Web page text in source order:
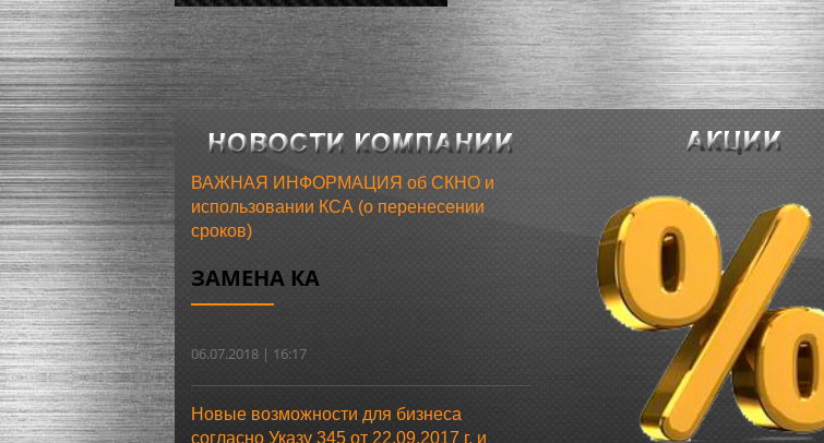
ВАЖНАЯ ИНФОРМАЦИЯ об СКНО и
использовании КСА (о перенесении
сроков)
ЗАМЕНА КА
06.07.2018 | 16:17
Новые возможности для бизнеса
согласно Указу 345 от 22.09.2017 г. и